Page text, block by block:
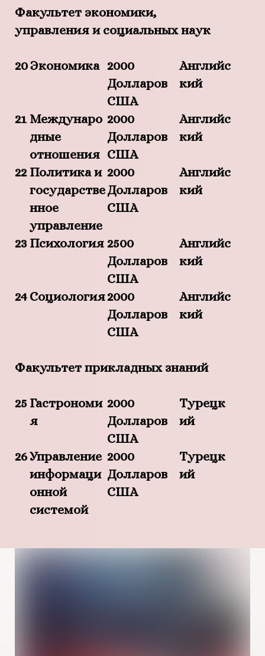
Факультет экономики,
управления и социальных наук
20Экономика 2000
Долларов
США
Английс
кий
21 Междунаро
дные
отношения
2000
Долларов
США
Английс
кий
22 Политика и
государстве
нное
управление
2000
Долларов
США
Английс
кий
23 Психология 2500
Долларов
США
Английс
кий
24 Социология2000
Долларов
США
Английс
кий
Факультет прикладных знаний
25 Гастрономи
я
2000
Долларов
США
Турецк
ий
26Управление
информаци
онной
системой
2000
Долларов
США
Турецк
ий